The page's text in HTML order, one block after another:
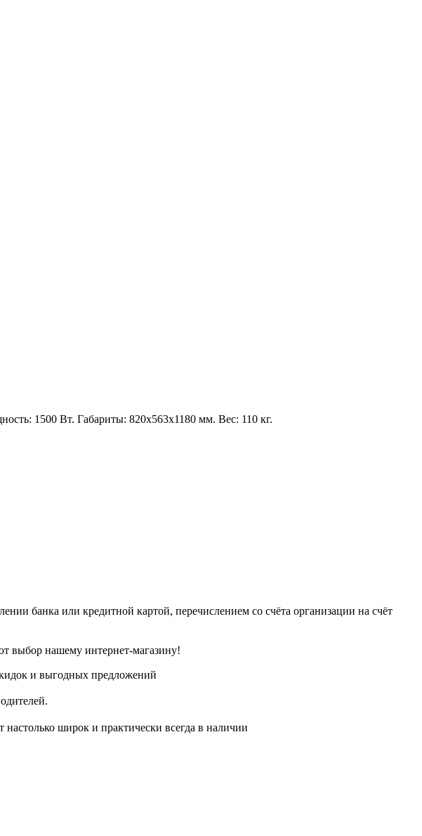
1500 Вт. Габариты: 820x563x1180 мм. Вес: 110 кг.
банка или кредитной картой, перечислением со счёта организации на счёт
выбор нашему интернет-магазину!
и выгодных предложений
широк и практически всегда в наличии